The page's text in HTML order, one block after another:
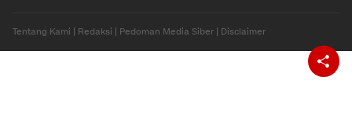
Tentang Kami | Redaksi | Pedoman Media Siber | Disclaimer